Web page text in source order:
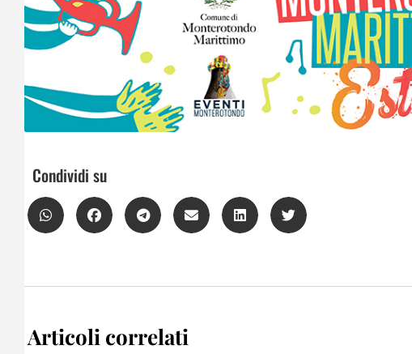
Condividi su
Articoli correlati